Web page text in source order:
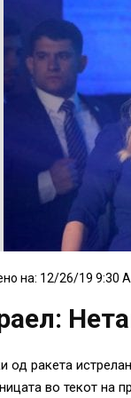
на: 12/26/19 9:30
од ракета
во текот на